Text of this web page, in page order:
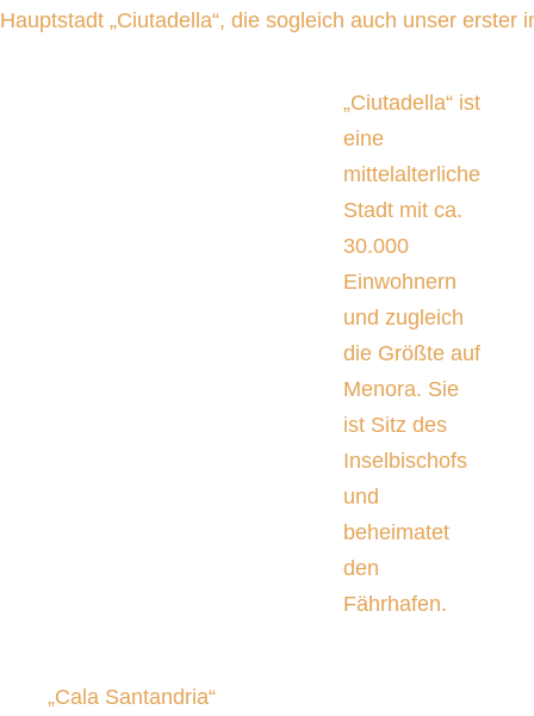
Hauptstadt „Ciutadella“, die sogleich auch unser erster
„Ciutadella“ ist
eine
mittelalterliche
Stadt mit ca.
30.000
Einwohnern
und zugleich
die Größte auf
Menora. Sie
ist Sitz des
Inselbischofs
und
beheimatet
den
Fährhafen.
„Cala Santandria“